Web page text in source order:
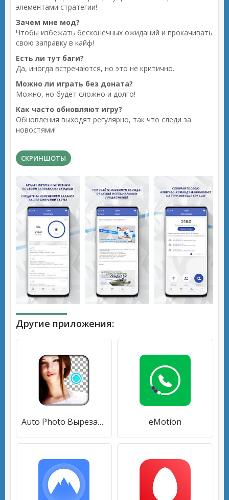
элементами стратегии!
Зачем мне мод?
Чтобы избежать бесконечных ожиданий и прокачивать
свою заправку в кайф!
Есть ли тут баги?
Да, иногда встречаются, но это не критично.
Можно ли играть без доната?
Можно, но будет сложно и долго!
Как часто обновляют игру?
Обновления выходят регулярно, так что следи за
новостями!
СКРИНШОТЫ
Другие приложения:
Auto Photo Вырезать паста eMotion